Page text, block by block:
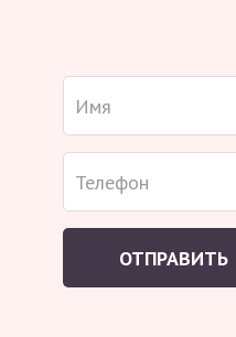
ОТПРАВИТЬ